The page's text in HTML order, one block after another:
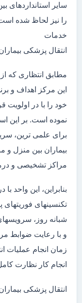
سایر استانداردهای
را نیز لحاظ شده
خدمات
انتقال پزشکی
مطابق انتظاری که
این مرکز اهداف و
خود را با در اولویت
نموده است. بر این
برای علمی ترین،
بیماران بین منزل و
مراکز تشخیصی و
بنابراین، این واحد
تکنسینهای
شبانه روز،
و با رعایت ضوابط
زمان انجام عملیات
انجام کار نظارت
انتقال پزشکی